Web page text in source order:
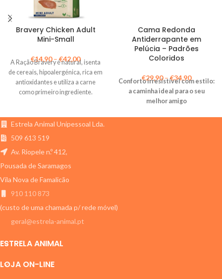
Bravery Chicken Adult
Mini-Small
€14,90–€42,00
A Ração Bravery é natural, isenta
de cereais, hipoalergénica, rica em
antioxidantes e utiliza a carne
como primeiro ingrediente.
Cama Redonda
Antiderrapante em
Pelúcia – Padrões
Coloridos
€29,90–€34,90
Conforto irresistível com estilo:
a caminha ideal para o seu
melhor amigo
Estrela Animal Unipessoal Lda.
509 613 519
Av. Riopele n.º 412,
Pousada de Saramagos
Vila Nova de Famalicão
910 110 873
(custo de uma chamada p/ rede móvel)
geral@estrela-animal.pt
ESTRELA ANIMAL
LOJA ON-LINE